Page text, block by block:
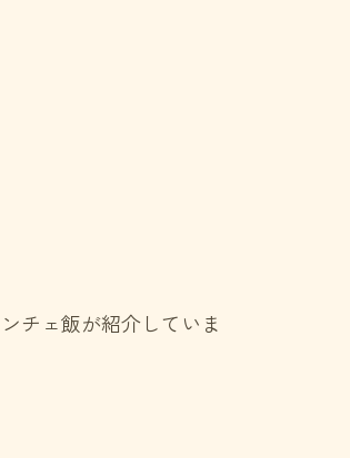
チェ飯が紹介していま